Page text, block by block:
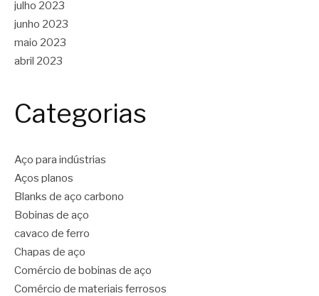
julho 2023
junho 2023
maio 2023
abril 2023
Categorias
Aço para indústrias
Aços planos
Blanks de aço carbono
Bobinas de aço
cavaco de ferro
Chapas de aço
Comércio de bobinas de aço
Comércio de materiais ferrosos